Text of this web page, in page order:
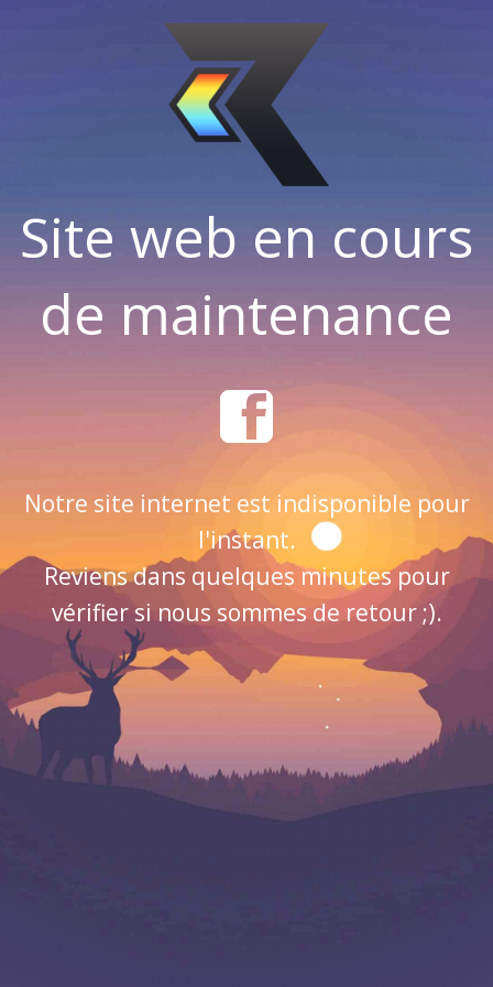
Site web en cours
de maintenance
Notre site internet est indisponible pour
l'instant.
Reviens dans quelques minutes pour
vérifier si nous sommes de retour ;).